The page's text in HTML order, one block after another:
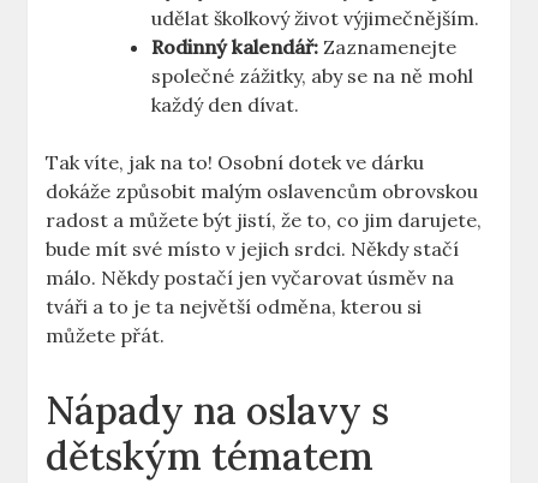
udělat školkový život výjimečnějším.
Rodinný⁤ kalendář: Zaznamenejte
společné zážitky, aby se na ně mohl
každý den ‌dívat.
Tak víte, jak ⁢na to! Osobní dotek ve dárku
dokáže způsobit malým oslavencům obrovskou
radost a můžete být jistí, že to, co jim darujete,
bude mít své místo v jejich srdci. Někdy stačí⁣
málo. Někdy ⁣postačí jen vyčarovat úsměv na
tváři ⁢a to je ta největší odměna, kterou ​si
můžete přát.
Nápady na oslavy‌ s
dětským tématem